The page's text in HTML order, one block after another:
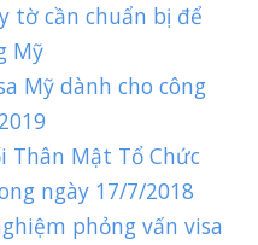
tờ cần chuẩn bị để
Mỹ
Mỹ dành cho công
Thân Mật Tổ Chức
ngày 17/7/2018
phỏng vấn visa